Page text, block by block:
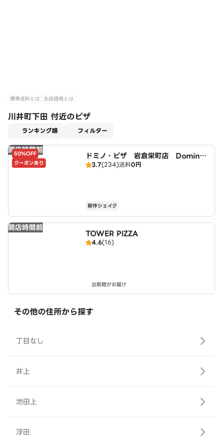
標準送料とは お店価格とは
川井町下田 付近のピザ
ランキング順 フィルター
開店時間前
50%OFF
クーポンあり
ドミノ・ピザ 岩倉栄町店 Domin
o's3.7(234)送料0円
新作シェイク
開店時間前
TOWER PIZZA
4.6(16)
出前館がお届け
その他の住所から探す
丁目なし
井上
池田上
浮田